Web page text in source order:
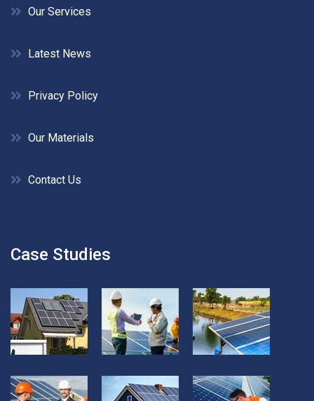
Our Services
Latest News
Privacy Policy
Our Materials
Contact Us
Case Studies